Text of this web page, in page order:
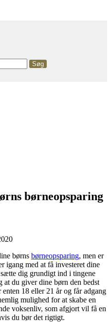
børneopsparing
børns børneopsparing, men er
igang med at få investeret dine
dig grundigt ind i tingene
at du giver dine børn den bedst
18 eller 21 år og får adgang
mulighed for at skabe en
voksenliv, som afgjort vil få en
du bør det rigtigt.